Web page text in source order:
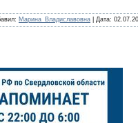
Марина_Владиславовна | Дата: